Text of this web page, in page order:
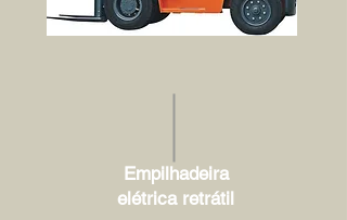
Empilhadeira
elétrica retrátil